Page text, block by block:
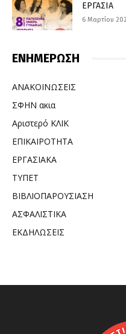
ΕΡΓΑΣΙΑ
6 Μαρτίου
ΕΝΗΜΕΡΩΣΗ
ΑΝΑΚΟΙΝΩΣΕΙΣ
ΣΦΗΝ ακια
Αριστερό ΚΛΙΚ
ΕΠΙΚΑΙΡΟΤΗΤΑ
ΕΡΓΑΣΙΑΚΑ
ΤΥΠΕΤ
ΒΙΒΛΙΟΠΑΡΟΥΣΙΑΣΗ
ΑΣΦΑΛΙΣΤΙΚΑ
ΕΚΔΗΛΩΣΕΙΣ